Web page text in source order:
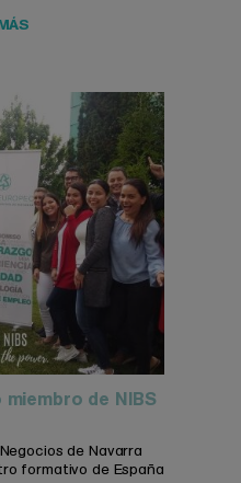
de NIBS
de Navarra
formativo de España